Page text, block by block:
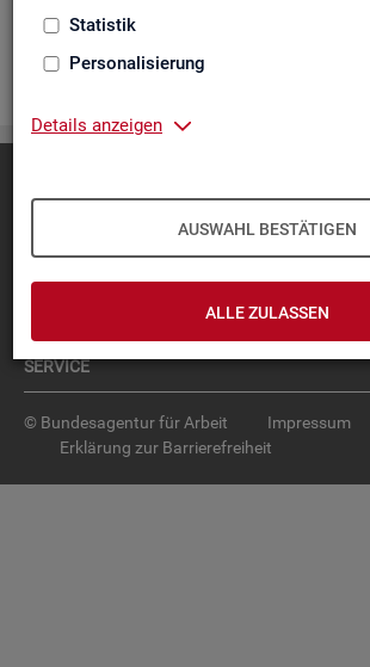
Statistik
Personalisierung
Details anzeigen
AUSWAHL BESTÄTIGEN
ALLE ZULASSEN
Be­trie­be / Be­triebs­grö­ße, Pend­ler und
SER­VICE
© Bundesagentur für Arbeit Impressum
Erklärung zur Barrierefreiheit